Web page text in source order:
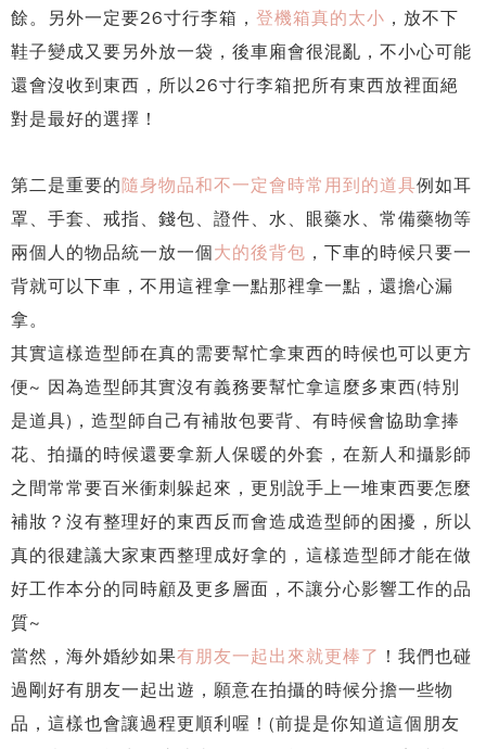
餘。另外一定要26寸行李箱， 登機箱真的太小 ，放不下
鞋子變成又要另外放一袋，後車廂會很混亂，不小心可能
還會沒收到東西，所以26寸行李箱把所有東西放裡面絕
對是最好的選擇！
第二是重要的 隨身物品和不一定會時常用到的道具例如耳
罩、手套、戒指、錢包、證件、水、眼藥水、常備藥物等
兩個人的物品統一放一個大的後背包 ，下車的時候只要一
背就可以下車，不用這裡拿一點那裡拿一點，還擔心漏
拿。
其實這樣造型師在真的需要幫忙拿東西的時候也可以更方
便~ 因為造型師其實沒有義務要幫忙拿這麼多東西(特別
是道具)，造型師自己有補妝包要背、有時候會協助拿捧
花、拍攝的時候還要拿新人保暖的外套，在新人和攝影師
之間常常要百米衝刺躲起來，更別說手上一堆東西要怎麼
補妝？沒有整理好的東西反而會造成造型師的困擾，所以
真的很建議大家東西整理成好拿的，這樣造型師才能在做
好工作本分的同時顧及更多層面，不讓分心影響工作的品
質~
當然，海外婚紗如果有朋友一起出來就更棒了 ！我們也碰
過剛好有朋友一起出遊，願意在拍攝的時候分擔一些物
品，這樣也會讓過程更順利喔！(前提是你知道這個朋友